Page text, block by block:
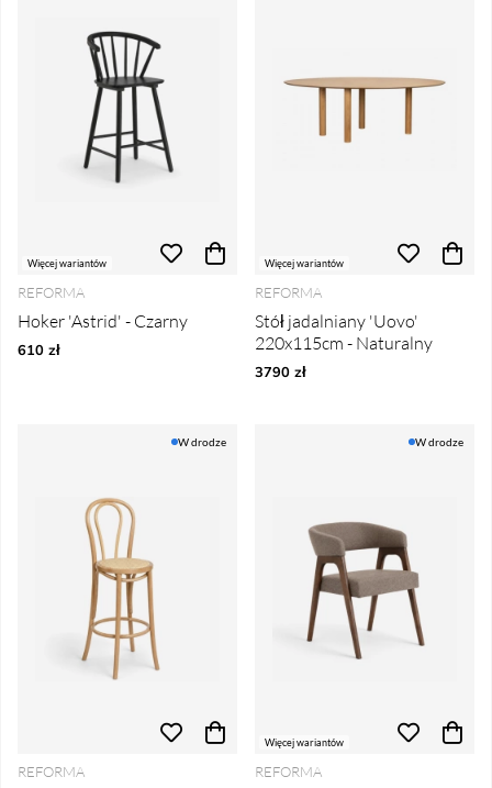
Więcej wariantów
REFORMA
Hoker 'Astrid' - Czarny
610 zł
Więcej wariantów
REFORMA
Stół jadalniany 'Uovo'
220x115cm - Naturalny
3790 zł
W drodze
REFORMA
Więcej wariantów
W drodze
REFORMA